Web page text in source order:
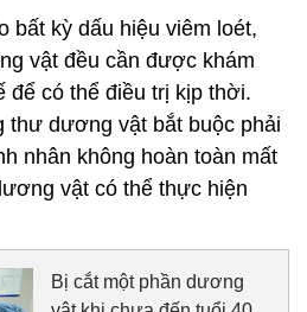
bất kỳ dấu hiệu viêm loét,
vật đều cần được khám
có thể điều trị kịp thời.
thư dương vật bắt buộc phải
nhân không hoàn toàn mất
vật có thể thực hiện
Bị cắt một phần dương